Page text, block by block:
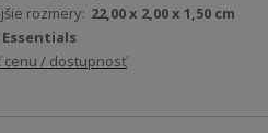
rozmery: 22,00 x 2,00 x 1,50 cm
Essentials
cenu / dostupnosť